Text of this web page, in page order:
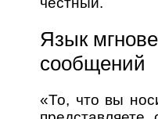
Язык
сообщений
«То, что вы